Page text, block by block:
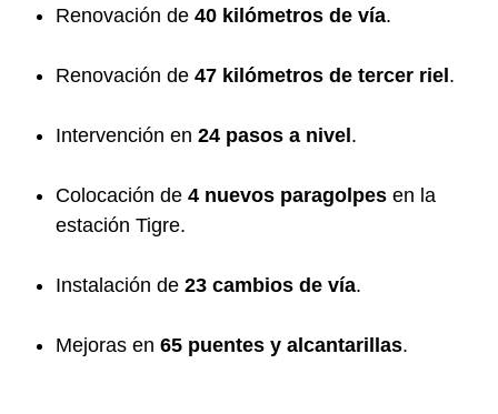
Renovación de 40 kilómetros de vía.
Renovación de 47 kilómetros de tercer riel.
Intervención en 24 pasos a nivel.
Colocación de 4 nuevos paragolpes en la
estación Tigre.
Instalación de 23 cambios de vía.
Mejoras en 65 puentes y alcantarillas.